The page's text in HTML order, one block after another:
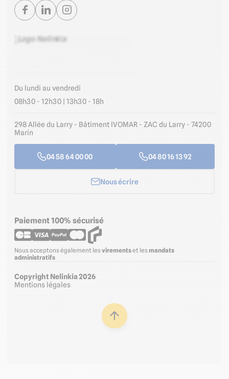
Du lundi au vendredi
08h30 - 12h30 | 13h30 - 18h
298 Allée du Larry - Bâtiment IVOMAR - ZAC du Larry - 74200
Marin
04 58 64 00 00 04 80 16 13 92
Nous écrire
Paiement 100% sécurisé
Nous acceptons également lesvirementset les mandats
administratifs
Copyright Nelinkia 2026
Mentions légales